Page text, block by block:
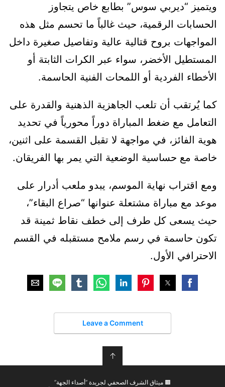
ويتميز “ديربي سوس” بطابع خاص يتجاوز
الحسابات الرقمية، حيث غالباً ما تحسم مثل هذه
المواجهات بروح قتالية عالية وتفاصيل صغيرة داخل
المستطيل الأخضر، سواء عبر الكرات الثابتة أو
الأخطاء الفردية أو اللمحات الفنية الحاسمة.
كما يُرتقب أن تلعب الجاهزية الذهنية والقدرة على
التعامل مع ضغط المباراة دوراً محورياً في تحديد
هوية الفائز، في مواجهة لا تقبل القسمة على اثنين،
خاصة مع حساسية الوضعية التي يمر بها الفريقان.
ومع اقتراب نهاية الموسم، يبدو ملعب أدرار على
موعد مع مباراة مشتعلة عنوانها “صراع البقاء”،
حيث يسعى كل طرف إلى خطف نقاط ثمينة قد
تكون حاسمة في رسم ملامح مستقبله في القسم
الاحترافي الأول.
Leave a Comment
↑
🟫 ميثاق الشرف الصحفي لجريدة “أصداء الجهة”